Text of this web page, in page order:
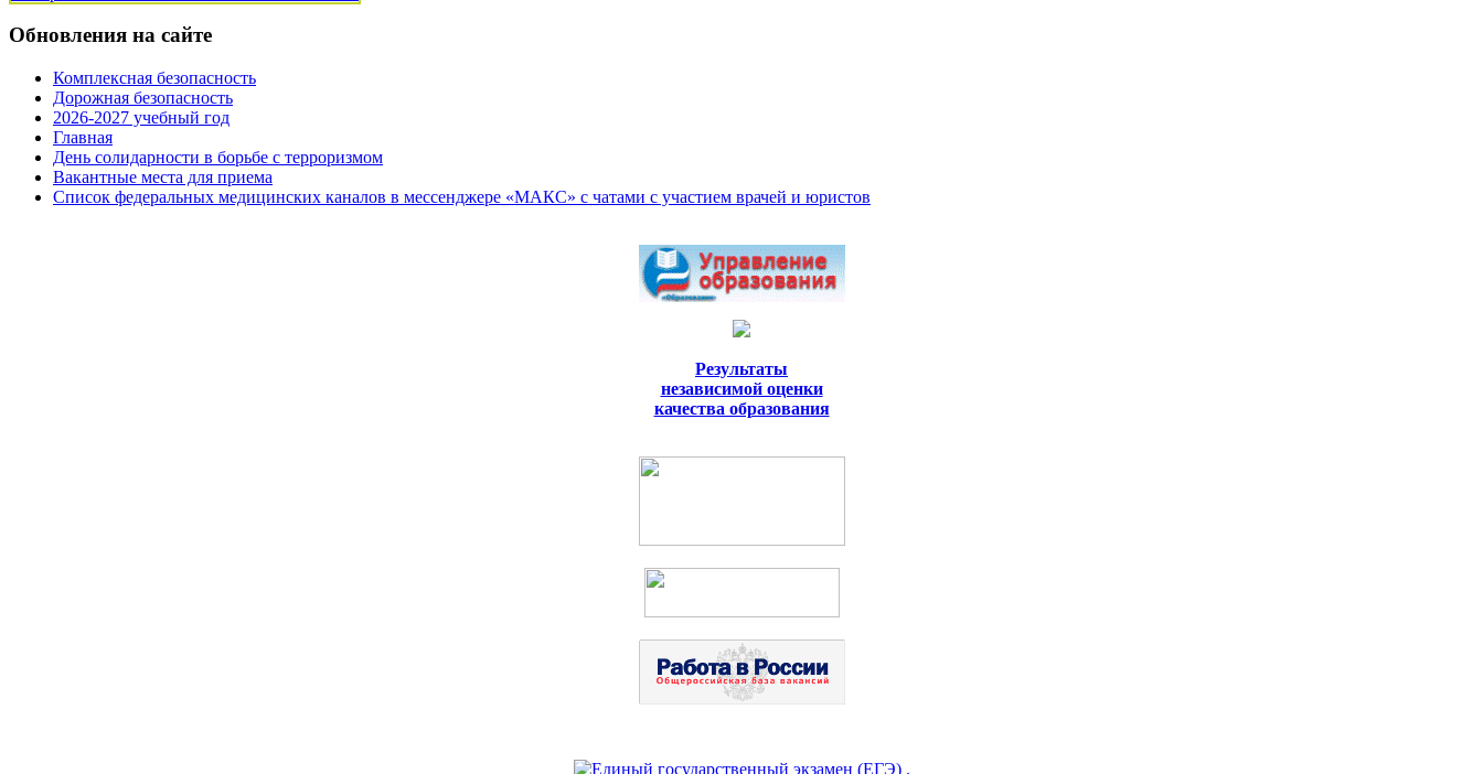
Обновления на сайте
Комплексная безопасность
Дорожная безопасность
2026-2027 учебный год
Главная
День солидарности в борьбе с терроризмом
Вакантные места для приема
Список федеральных медицинских каналов в мессенджере «МАКС» с чатами с участием врачей и юристов
Результаты
независимой оценки
качества образования